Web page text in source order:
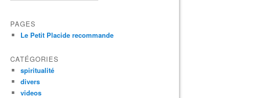
PAGES
Le Petit Placide recommande
CATÉGORIES
spiritualité
divers
videos